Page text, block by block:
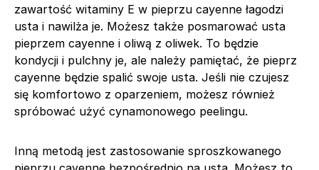
zawartość witaminy E w pieprzu cayenne łagodzi
usta i nawilża je. Możesz także posmarować usta
pieprzem cayenne i oliwą z oliwek. To będzie
kondycji i pulchny je, ale należy pamiętać, że pieprz
cayenne będzie spalić swoje usta. Jeśli nie czujesz
się komfortowo z oparzeniem, możesz również
spróbować użyć cynamonowego peelingu.
Inną metodą jest zastosowanie sproszkowanego